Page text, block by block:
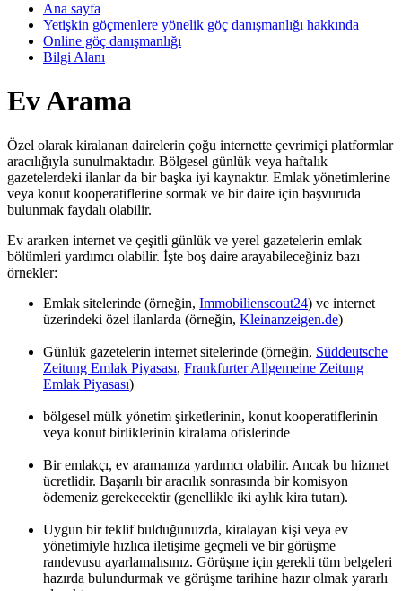
Ana sayfa
Yetişkin göçmenlere yönelik göç danışmanlığı hakkında
Online göç danışmanlığı
Bilgi Alanı
Ev Arama
Özel olarak kiralanan dairelerin çoğu internette çevrimiçi platformlar
aracılığıyla sunulmaktadır. Bölgesel günlük veya haftalık
gazetelerdeki ilanlar da bir başka iyi kaynaktır. Emlak yönetimlerine
veya konut kooperatiflerine sormak ve bir daire için başvuruda
bulunmak faydalı olabilir.
Ev ararken internet ve çeşitli günlük ve yerel gazetelerin emlak
bölümleri yardımcı olabilir. İşte boş daire arayabileceğiniz bazı
örnekler:
Emlak sitelerinde (örneğin, Immobilienscout24) ve internet
üzerindeki özel ilanlarda (örneğin, Kleinanzeigen.de)
Günlük gazetelerin internet sitelerinde (örneğin, Süddeutsche
Zeitung Emlak Piyasası, Frankfurter Allgemeine Zeitung
Emlak Piyasası)
bölgesel mülk yönetim şirketlerinin, konut kooperatiflerinin
veya konut birliklerinin kiralama ofislerinde
Bir emlakçı, ev aramanıza yardımcı olabilir. Ancak bu hizmet
ücretlidir. Başarılı bir aracılık sonrasında bir komisyon
ödemeniz gerekecektir (genellikle iki aylık kira tutarı).
Uygun bir teklif bulduğunuzda, kiralayan kişi veya ev
yönetimiyle hızlıca iletişime geçmeli ve bir görüşme
randevusu ayarlamalısınız. Görüşme için gerekli tüm belgeleri
hazırda bulundurmak ve görüşme tarihine hazır olmak yararlı